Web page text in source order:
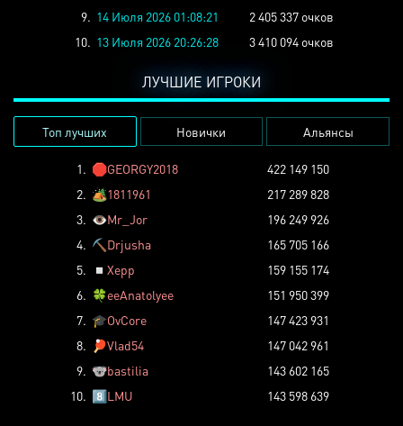
9. 14 Июля 2026 01:08:21
2 405 337 очков
10. 13 Июля 2026 20:26:28 3 410 094 очков
ЛУЧШИЕ ИГРОКИ
Топ лучших Новички Альянсы
1. 🛑GEORGY2018
422 149 150
2. 🏕️1811961
217 289 828
3. 👁️Mr_Jor
196 249 926
4. ⛏️ Drjusha
165 705 166
5.
◽ Xepp
159 155 174
6. 🍀eeAnatolyee
151 950 399
7. 🎓OvCore
147 423 931
8.
🏓Vlad54
147 042 961
9. 🐨bastilia
143 602 165
10. 8️⃣LMU 143 598 639